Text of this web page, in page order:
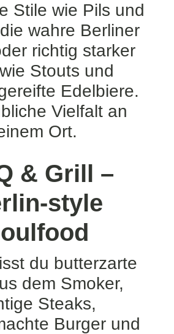
Stile wie Pils und
wahre Berliner
richtig starker
Stouts und
Edelbiere.
Vielfalt an
Ort.
& Grill –
style
du butterzarte
dem Smoker,
Steaks,
Burger und